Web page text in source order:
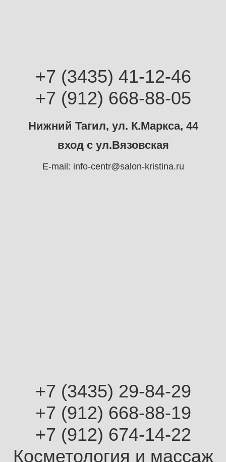
+7 (3435) 41-12-46
+7 (912) 668-88-05
Нижний Тагил, ул. К.Маркса, 44
вход с ул.Вязовская
E-mail: info-centr@salon-kristina.ru
+7 (3435) 29-84-29
+7 (912) 668-88-19
+7 (912) 674-14-22
Косметология и массаж